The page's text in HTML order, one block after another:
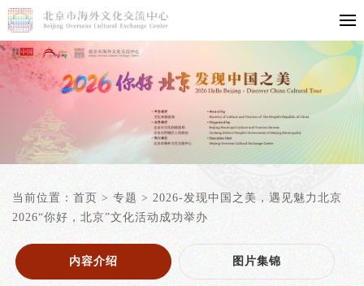
当前位置： 首页 > 专题 >2026-发现中国之美，遇见魅力北京
2026“你好，北京”文化活动成功举办
内容介绍 图片集锦